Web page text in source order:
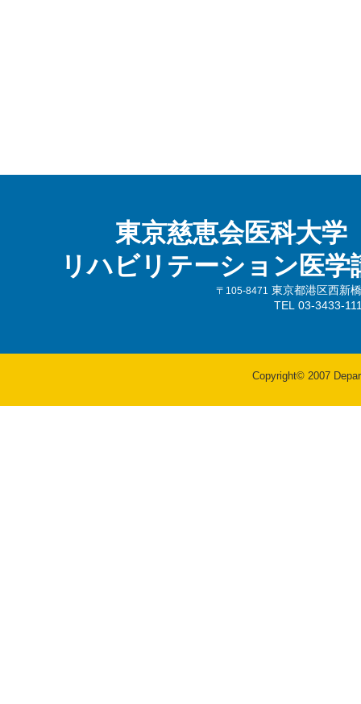
東京慈恵会医科大学
リハビリテーション医学
〒105-8471
東京都港区西新
TEL 03-3433-
Copyright© 2007